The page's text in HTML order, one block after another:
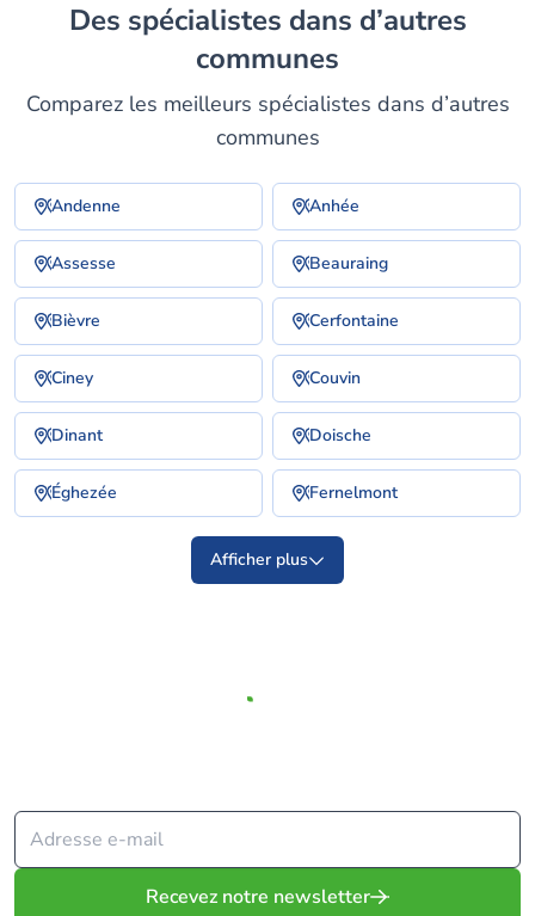
Des spécialistes dans d’autres
communes
Comparez les meilleurs spécialistes dans d’autres
communes
Andenne Anhée
Assesse Beauraing
Bièvre Cerfontaine
Ciney Couvin
Dinant Doische
Éghezée Fernelmont
Afficher plus
Recevez notre newsletter